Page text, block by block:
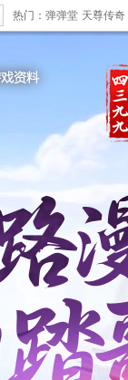
热门： 弹弹堂 天尊传奇